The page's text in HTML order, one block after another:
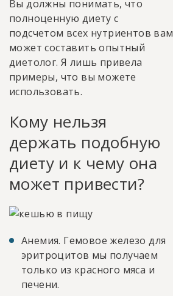
Вы должны понимать, что
полноценную диету с
подсчетом всех нутриентов вам
может составить опытный
диетолог. Я лишь привела
примеры, что вы можете
использовать.
Кому нельзя
держать подобную
диету и к чему она
может привести?
Анемия. Гемовое железо для
эритроцитов мы получаем
только из красного мяса и
печени.